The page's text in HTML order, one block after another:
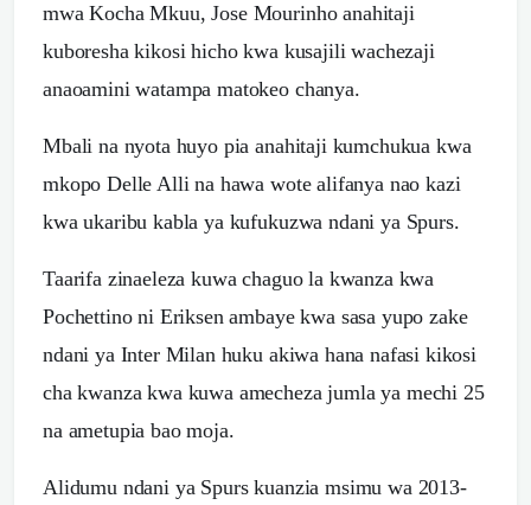
mwa Kocha Mkuu, Jose Mourinho anahitaji
kuboresha kikosi hicho kwa kusajili wachezaji
anaoamini watampa matokeo chanya.
Mbali na nyota huyo pia anahitaji kumchukua kwa
mkopo Delle Alli na hawa wote alifanya nao kazi
kwa ukaribu kabla ya kufukuzwa ndani ya Spurs.
Taarifa zinaeleza kuwa chaguo la kwanza kwa
Pochettino ni Eriksen ambaye kwa sasa yupo zake
ndani ya Inter Milan huku akiwa hana nafasi kikosi
cha kwanza kwa kuwa amecheza jumla ya mechi 25
na ametupia bao moja.
Alidumu ndani ya Spurs kuanzia msimu wa 2013-